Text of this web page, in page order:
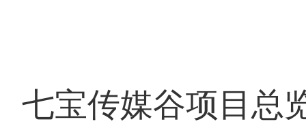
七宝传媒谷项目总